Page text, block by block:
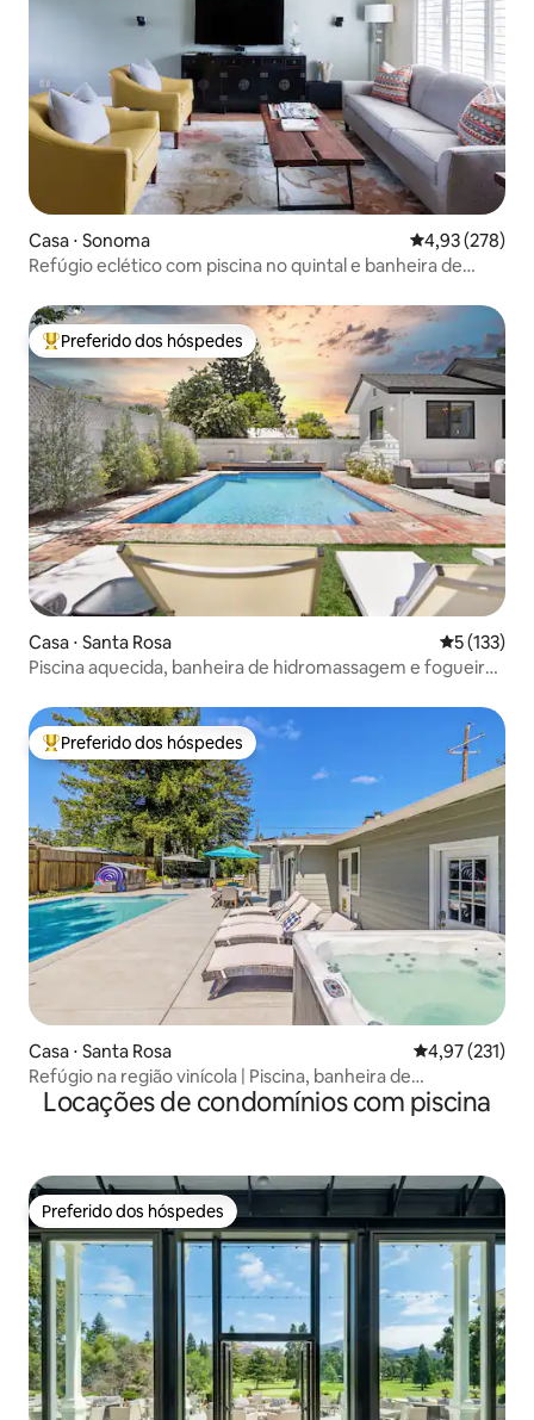
Casa ⋅ Sonoma 4,93 de uma
4,93 (278)
Refúgio eclético com piscina no quintal e banheira de
Entre os melhores preferidos dos hóspedes
Preferido dos hóspedes
Casa ⋅ Santa Rosa 5 de uma
5 (133)
Piscina aquecida, banheira de hidromassagem e fogueira
Entre os melhores preferidos dos hóspedes
Preferido dos hóspedes
Casa ⋅ Santa Rosa 4,97 de uma
4,97 (231)
Refúgio na região vinícola | Piscina, banheira de
hidromassagem + boa energia
Locações de condomínios com piscina
Preferido dos hóspedes
Preferido dos hóspedes